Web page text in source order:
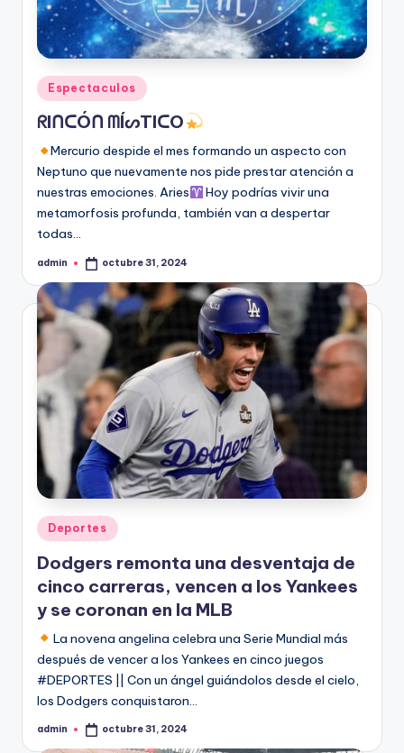
Publicado
en
Espectaculos
ᖇIᑎᑕÓᑎ ᗰÍᔕTIᑕO
Mercurio despide el mes formando un aspecto con
Neptuno que nuevamente nos pide prestar atención a
nuestras emociones. Aries
Hoy podrías vivir una
metamorfosis profunda, también van a despertar
todas…
Publicado
admin octubre 31, 2024
Publicado
en
Deportes
Dodgers remonta una desventaja de
cinco carreras, vencen a los Yankees
y se coronan en la MLB
La novena angelina celebra una Serie Mundial más
después de vencer a los Yankees en cinco juegos
#DEPORTES || Con un ángel guiándolos desde el cielo,
los Dodgers conquistaron…
Publicado
admin octubre 31, 2024